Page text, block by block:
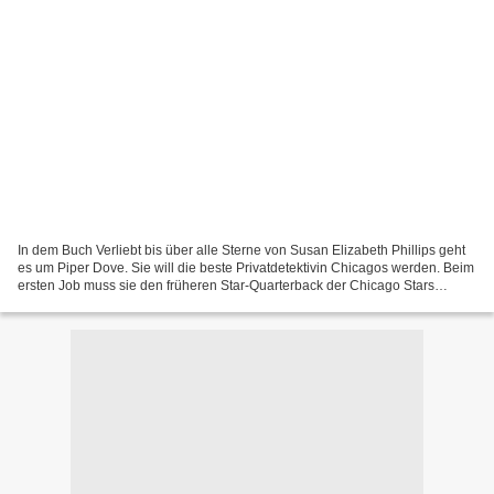
In dem Buch Verliebt bis über alle Sterne von Susan Elizabeth Phillips geht
es um Piper Dove. Sie will die beste Privatdetektivin Chicagos werden. Beim
ersten Job muss sie den früheren Star-Quarterback der Chicago Stars